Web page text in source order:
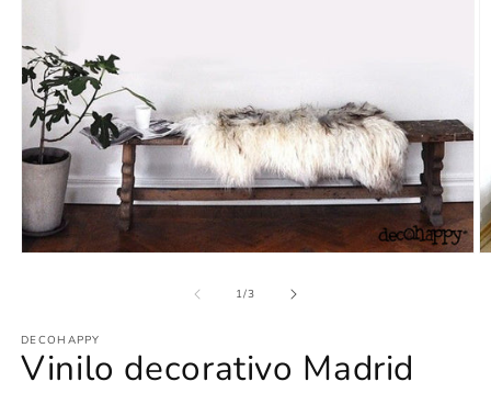
una
ventana
modal
1/de
3
DECOHAPPY
Vinilo decorativo Madrid